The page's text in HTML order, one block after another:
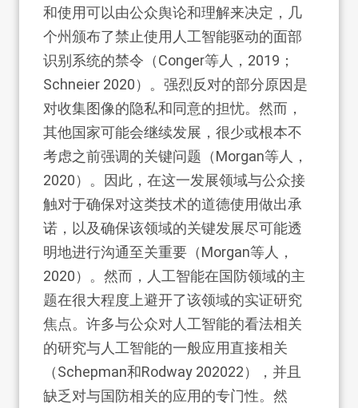
和使用可以由公众舆论和理解来决定，几
个州颁布了禁止使用人工智能驱动的面部
识别系统的禁令（Conger等人，2019；
Schneier 2020）。强烈反对的部分原因是
对收集图像的隐私和同意的担忧。然而，
其他国家可能会继续发展，很少或根本不
考虑之前强调的关键问题（Morgan等人，
2020）。因此，在这一发展领域与公众接
触对于确保对这类技术的道德使用做出承
诺，以及确保该领域的关键发展尽可能透
明地进行沟通至关重要（Morgan等人，
2020）。然而，人工智能在国防领域的主
题在很大程度上避开了该领域的实证研究
焦点。许多与公众对人工智能的看法相关
的研究与人工智能的一般应用直接相关
（Schepman和Rodway 202022），并且
缺乏对与国防相关的应用的专门性。然